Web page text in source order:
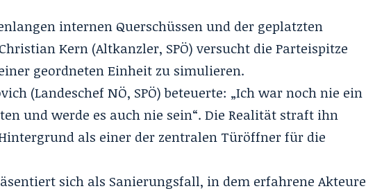
internen Querschüssen und der geplatzten
Kern (Altkanzler, SPÖ) versucht die Parteispitze
geordneten Einheit zu simulieren.
(Landeschef NÖ, SPÖ) beteuerte: „Ich war noch nie ein
und werde es auch nie sein“. Die Realität straft ihn
als einer der zentralen Türöffner für die
sich als Sanierungsfall, in dem erfahrene Akteure